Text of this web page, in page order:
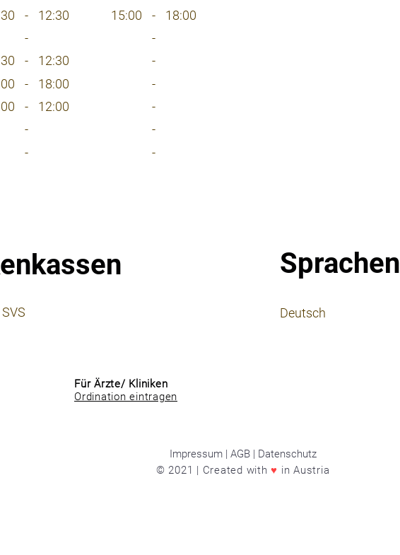
- 12:30 15:00 -
18:00
-
-
- 12:30
-
- 18:00
-
- 12:00
-
-
-
- -
SVS
Sprachen
Deutsch
Für Ärzte/ Kliniken
Ordination eintragen
Impressum | AGB | Datenschutz
© 2021 | Created with♥ in Austria